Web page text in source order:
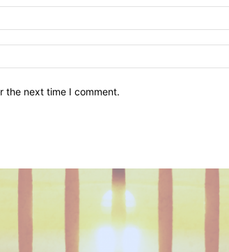
the next time I comment.